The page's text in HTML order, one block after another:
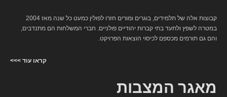
קבוצות אלה של תלמידים, בוגרים ומורים חזרו לפולין כמעט כל שנה מאז 2004
במטרה לשפץ ולתעד בתי קברות יהודיים פולניים. חברי המשלחות הם מתנדבים,
והם גם תורמים מכספם לכיסוי הוצאות הפרויקט.
קראו עוד >>>
מאגר המצבות